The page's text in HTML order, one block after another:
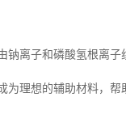
钠离子和磷酸氢根离
为理想的辅助材料，帮